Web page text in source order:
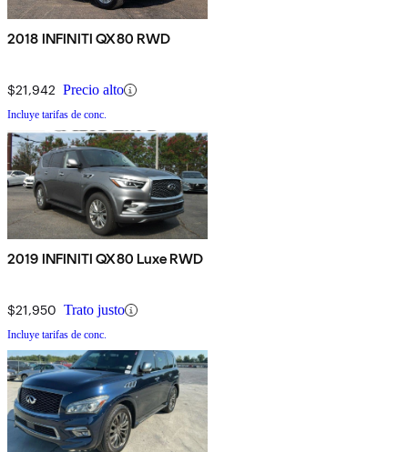
2018 INFINITI QX80 RWD
$21,942 Precio alto
Incluye tarifas de conc.
2019 INFINITI QX80 Luxe RWD
$21,950 Trato justo
Incluye tarifas de conc.